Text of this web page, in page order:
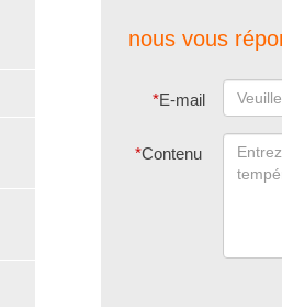
nous vous
*E-mail
*Contenu